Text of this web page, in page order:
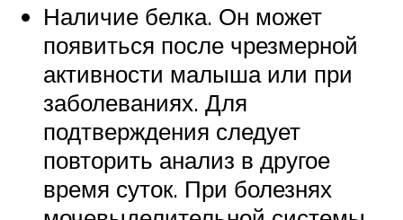
Наличие белка. Он может
появиться после чрезмерной
активности малыша или при
заболеваниях. Для
подтверждения следует
повторить анализ в другое
время суток. При болезнях